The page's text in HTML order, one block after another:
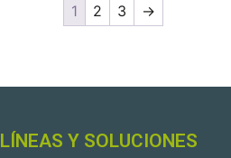
1 2 3 →
LÍNEAS Y SOLUCIONES